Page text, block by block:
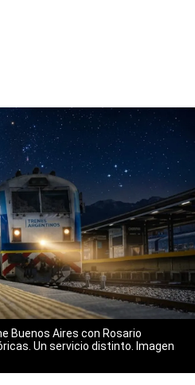
Buenos Aires con Rosario
Un servicio distinto. Imagen